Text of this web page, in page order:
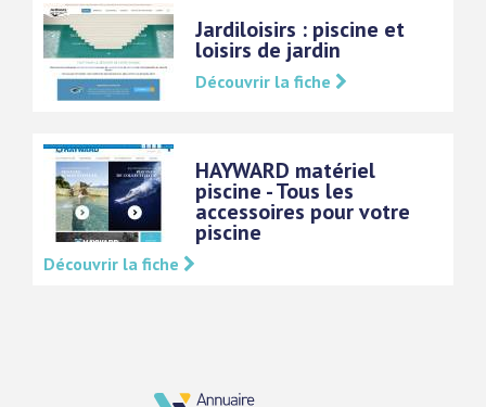
Jardiloisirs : piscine et
loisirs de jardin
Découvrir la fiche
HAYWARD matériel
piscine - Tous les
accessoires pour votre
piscine
Découvrir la fiche